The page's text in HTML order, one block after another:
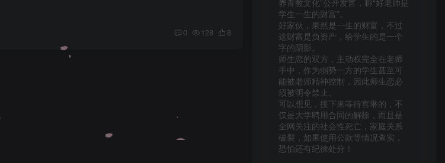
0 128 8
养青教文化”公开发言，称“好老师是
学生一生的财富”。
好家伙，果然是一生的财富，不过
这财富是负资产，给学生的是一个
字的阴影。
师生恋的双方，主动权完全在老师
手中，作为弱势一方的学生甚至可
能被老师精神控制，因此师生恋必
须被明令禁止。
可以想见，接下来等待宫琳的，不
仅是大学聘用合同的解除，而且是
全网关注的社会性死亡，家庭关系
破裂，如果使用公款等情况查实，
恐怕还有纪律处分！